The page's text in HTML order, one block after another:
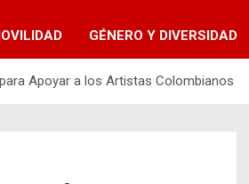
GÉNERO Y DIVERSIDAD
Apoyar a los Artistas Colombianos